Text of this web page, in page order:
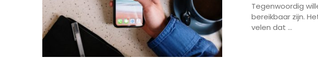
Tegenwoordig
bereikbaar zijn.
velen dat ...
Zo kan je gratis een E-book